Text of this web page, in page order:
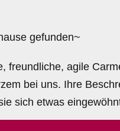
gefunden~
freundliche, agile
bei uns. Ihre
sich etwas